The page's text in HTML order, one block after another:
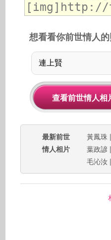
想看看你前世情人
最新前世
情人相片
黃鳳珠
葉政諺
毛沁汝